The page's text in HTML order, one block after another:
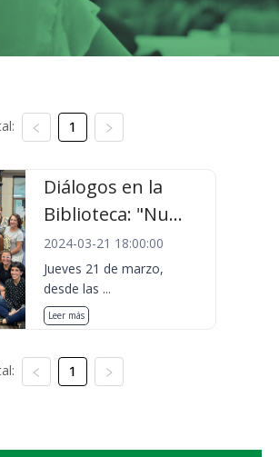
1
Diálogos en la
Biblioteca: "Nu...
2024-03-21 18:00:00
Jueves 21 de marzo,
desde las ...
Leer más
1